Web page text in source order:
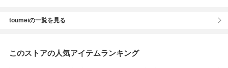
toumeiの一覧を見る
このストアの人気アイテムランキング